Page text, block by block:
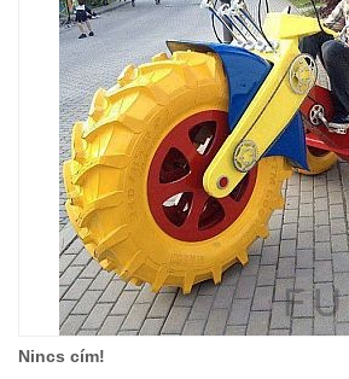
Nincs cím!